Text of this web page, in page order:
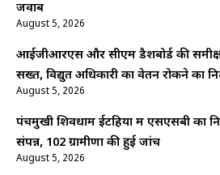
जवाब
August 5, 2026
आईजीआरएस और सीएम डैशबोर्ड की
सख्त, विद्युत अधिकारी का वेतन रोकने का
August 5, 2026
पंचमुखी शिवधाम ईटहिया में एसएसबी का
संपन्न, 102 ग्रामीणों की हुई जांच
August 5, 2026